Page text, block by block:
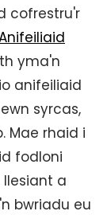
cofrestru'r
yma'n
anifeiliaid
syrcas,
Mae rhaid i
fodloni
a
bwriadu eu